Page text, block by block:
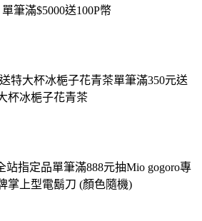
筆滿$5000送100P幣
特大杯冰梔子花青茶單筆滿350元送
杯冰梔子花青茶
站指定品單筆滿888元抽Mio gogoro專
掌上型電鬍刀 (顏色隨機)